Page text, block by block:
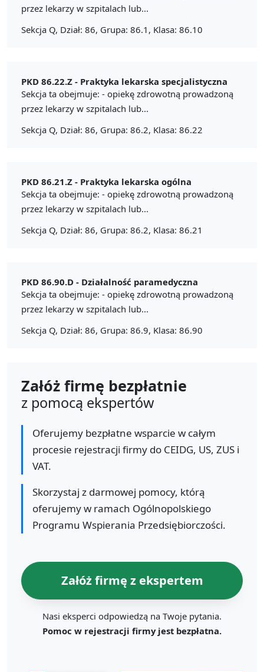
przez lekarzy w szpitalach lub...
Sekcja Q, Dział: 86, Grupa: 86.1, Klasa: 86.10
PKD 86.22.Z - Praktyka lekarska specjalistyczna
Sekcja ta obejmuje: - opiekę zdrowotną prowadzoną
przez lekarzy w szpitalach lub...
Sekcja Q, Dział: 86, Grupa: 86.2, Klasa: 86.22
PKD 86.21.Z - Praktyka lekarska ogólna
Sekcja ta obejmuje: - opiekę zdrowotną prowadzoną
przez lekarzy w szpitalach lub...
Sekcja Q, Dział: 86, Grupa: 86.2, Klasa: 86.21
PKD 86.90.D - Działalność paramedyczna
Sekcja ta obejmuje: - opiekę zdrowotną prowadzoną
przez lekarzy w szpitalach lub...
Sekcja Q, Dział: 86, Grupa: 86.9, Klasa: 86.90
Załóż firmę bezpłatnie
z pomocą ekspertów
Oferujemy bezpłatne wsparcie w całym
procesie rejestracji firmy do CEIDG, US, ZUS i
VAT.
Skorzystaj z darmowej pomocy, którą
oferujemy w ramach Ogólnopolskiego
Programu Wspierania Przedsiębiorczości.
Załóż firmę z ekspertem
Nasi eksperci odpowiedzą na Twoje pytania.
Pomoc w rejestracji firmy jest bezpłatna.